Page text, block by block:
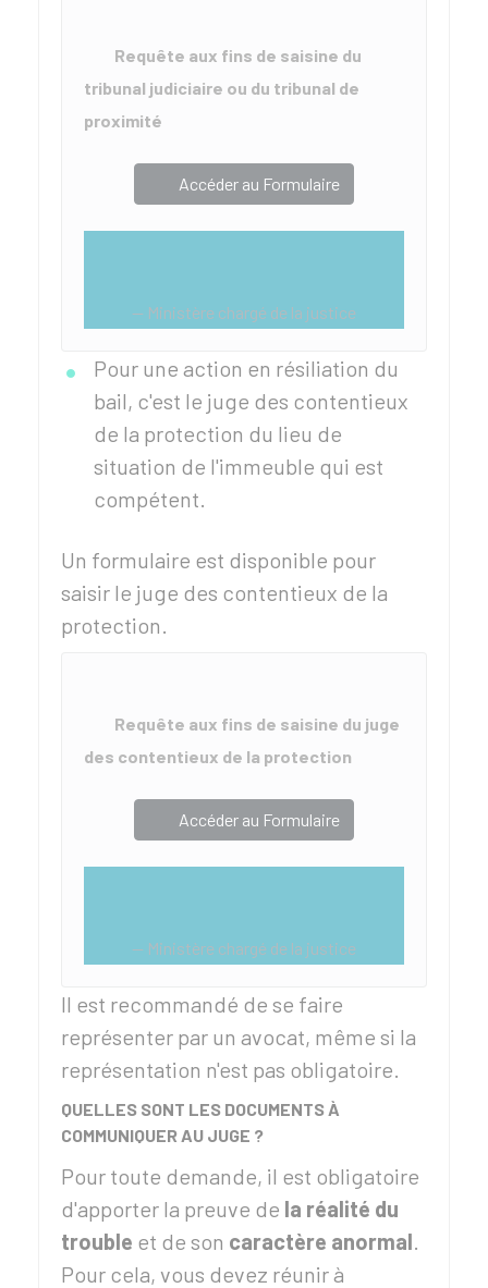
Requête aux fins de saisine du
tribunal judiciaire ou du tribunal de
proximité
Accéder au Formulaire
Ministère chargé de la justice
Pour une action en résiliation du
bail, c'est le juge des contentieux
de la protection du lieu de
situation de l'immeuble qui est
compétent.
Un formulaire est disponible pour
saisir le juge des contentieux de la
protection.
Requête aux fins de saisine du juge
des contentieux de la protection
Accéder au Formulaire
Ministère chargé de la justice
Il est recommandé de se faire
représenter par un avocat, même si la
représentation n'est pas obligatoire.
QUELLES SONT LES DOCUMENTS À
COMMUNIQUER AU JUGE ?
Pour toute demande, il est obligatoire
d'apporter la preuve de la réalité du
trouble et de son caractère anormal.
Pour cela, vous devez réunir à